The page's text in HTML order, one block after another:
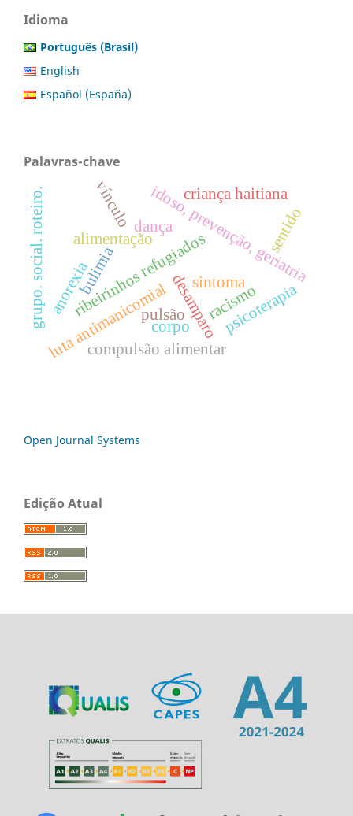
Idioma
Português (Brasil)
English
Español (España)
Palavras-chave
luta antimanicomialdesamparo
ribeirinhos refugiadosidoso, prevenção, geriatria
compulsão alimentar
psicoterapia
alimentação
dança
sintoma
bulimia
anorexia
vínculo
grupo. social. roteiro. criança haitiana
racismo
sentido
pulsão
corpo
Open Journal Systems
Edição Atual